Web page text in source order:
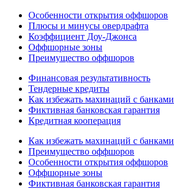
Особенности открытия оффшоров
Плюсы и минусы овердрафта
Коэффициент Доу-Джонса
Оффшорные зоны
Преимущество оффшоров
Финансовая результативность
Тендерные кредиты
Как избежать махинаций с банками
Фиктивная банковская гарантия
Кредитная кооперация
Как избежать махинаций с банками
Преимущество оффшоров
Особенности открытия оффшоров
Оффшорные зоны
Фиктивная банковская гарантия